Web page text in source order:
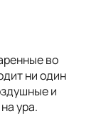
во
ни один
и
ура.